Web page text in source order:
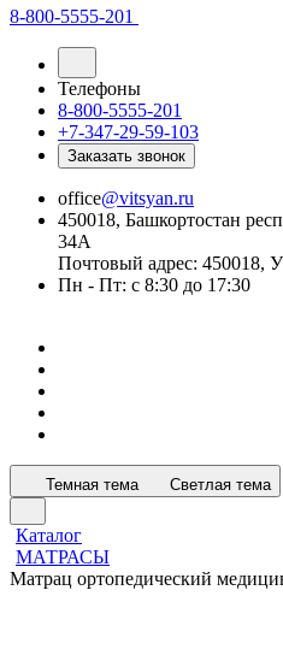
8-800-5555-201
Телефоны
8-800-5555-201
+7-347-29-59-103
Заказать звонок
office@vitsyan.ru
450018, Башкортостан
34А
Почтовый адрес: 450018,
Пн - Пт: с 8:30 до 17:30
Темная тема Светлая тема
Каталог
МАТРАСЫ
Матрац ортопедический